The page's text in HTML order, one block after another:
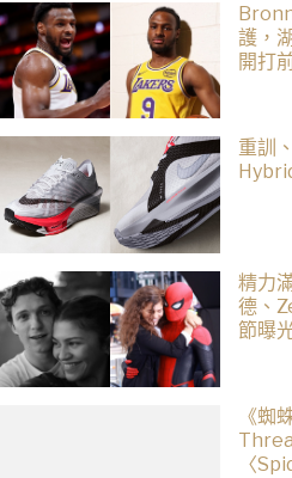
護，
開打
重訓
精力
德、
節曝
《蜘
〈